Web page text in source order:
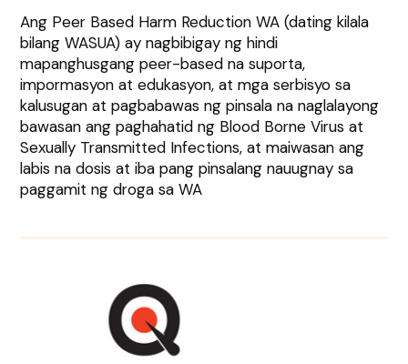
Ang Peer Based Harm Reduction WA (dating kilala
bilang WASUA) ay nagbibigay ng hindi
mapanghusgang peer-based na suporta,
impormasyon at edukasyon, at mga serbisyo sa
kalusugan at pagbabawas ng pinsala na naglalayong
bawasan ang paghahatid ng Blood Borne Virus at
Sexually Transmitted Infections, at maiwasan ang
labis na dosis at iba pang pinsalang nauugnay sa
paggamit ng droga sa WA